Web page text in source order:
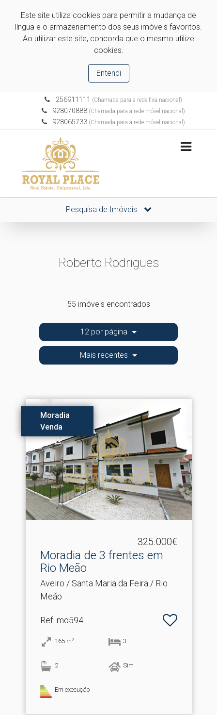
Este site utiliza cookies para permitir a mudança de
língua e o armazenamento dos seus imóveis favoritos.
Ao utilizar este site, concorda que o mesmo utilize
cookies.
Entendi
256911111 (Chamada para a rede fixa nacional)
928070888 (Chamada para a rede móvel nacional)
928065733 (Chamada para a rede móvel nacional)
Pesquisa de Imóveis
Roberto Rodrigues
55 imóveis encontrados
12 por página
Mais recentes
Moradia
Venda
325.000€
Moradia de 3 frentes em
Rio Meão
Aveiro / Santa Maria da Feira / Rio
Meão
Ref: mo594
165 m2 3
2 Sim
Em execução